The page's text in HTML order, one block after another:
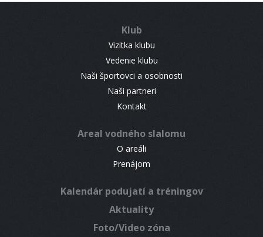
Klub
Vizitka klubu
Vedenie klubu
Naši športovci a osobnosti
Naši partneri
Kontakt
Areal vodného slalomu
O areáli
Prenájom
Kalendár podujatí a tréningov
Aktuality
Foto/Video zóna
CONTACT